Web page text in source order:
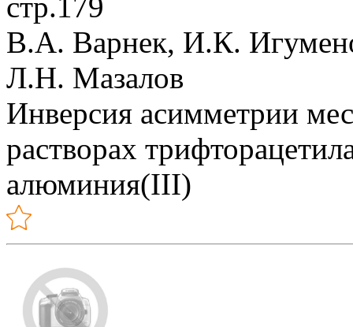
стр.179
В.А. Варнек, И.К.
Л.Н. Мазалов
Инверсия асимметрии
растворах
алюминия(III)